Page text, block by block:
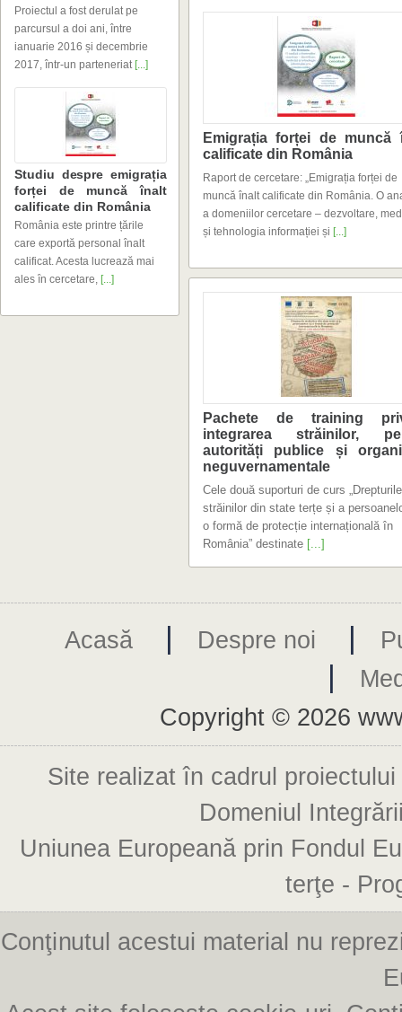
2017, într-un parteneriat [...]
calificate din România
ales ȋn cercetare, [...]
calificate din România
și tehnologia informației și [...]
neguvernamentale
România” destinate [...]
Acasă | Despre noi |
|
Copyright © 2026
Domeniul
terţe -